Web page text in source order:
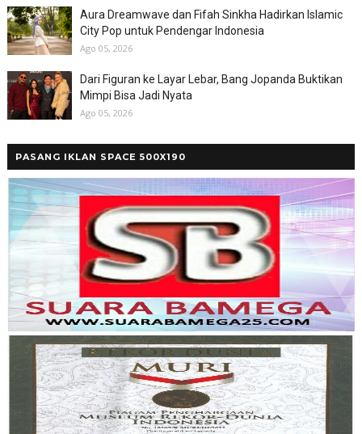
Aura Dreamwave dan Fifah Sinkha Hadirkan Islamic
City Pop untuk Pendengar Indonesia
Ago 05, 2026
Dari Figuran ke Layar Lebar, Bang Jopanda Buktikan
Mimpi Bisa Jadi Nyata
Ago 05, 2026
PASANG IKLAN SPACE 500X190